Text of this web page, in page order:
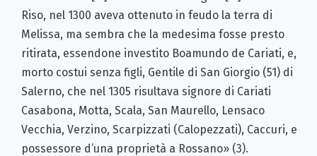
Riso, nel 1300 aveva ottenuto in feudo la terra di
Melissa, ma sembra che la medesima fosse presto
ritirata, essendone investito Boamundo de Cariati, e,
morto costui senza figli, Gentile di San Giorgio (51) di
Salerno, che nel 1305 risultava signore di Cariati
Casabona, Motta, Scala, San Maurello, Lensaco
Vecchia, Verzino, Scarpizzati (Calopezzati), Caccuri, e
possessore d’una proprietà a Rossano» (3).